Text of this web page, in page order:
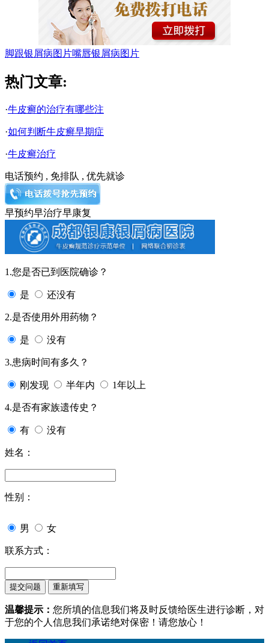
脚跟银屑病图片嘴唇银屑病图片
热门文章:
·牛皮癣的治疗有哪些注
·如何判断牛皮癣早期症
·牛皮癣治疗
电话预约 , 免排队 , 优先就诊
早预约早治疗早康复
1.您是否已到医院确诊？
是 还没有
2.是否使用外用药物？
是 没有
3.患病时间有多久？
刚发现 半年内 1年以上
4.是否有家族遗传史？
有 没有
姓名：
性别：
男 女
联系方式：
温馨提示： 您所填的信息我们将及时反馈给医生进行诊断，对
于您的个人信息我们承诺绝对保密！请您放心！